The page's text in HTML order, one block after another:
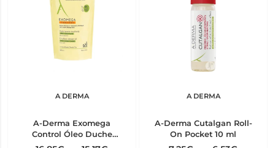
A DERMA
A-Derma Exomega
Control Óleo Duche
Recarga 500 ml
A DERMA
A-Derma Cutalgan Roll-
On Pocket 10 ml